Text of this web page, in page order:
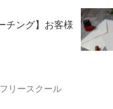
チング】お客様
フリースクール